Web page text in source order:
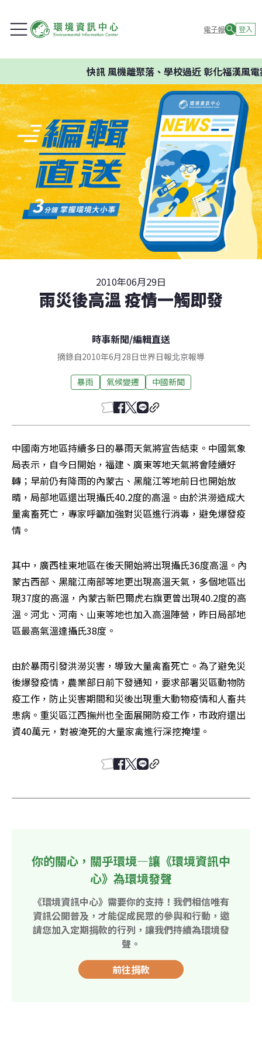
電子報 登入
快訊風機離聚落、學校過近 彰化福漢風電
2010年06月29日
雨災後高溫 疫情一觸即發
時事新聞/編輯直送
摘錄自2010年6月28日世界日報北京報導
暴雨 氣候變遷 中國新聞
中國南方地區持續多日的暴雨天氣將宣告結束。中國氣象
局表示，自今日開始，福建、廣東等地天氣將會陸續好
轉；早前仍有降雨的內蒙古、黑龍江等地前日也開始放
晴，局部地區還出現攝氏40.2度的高溫。由於洪澇造成大
量禽畜死亡，專家呼籲加強對災區進行消毒，避免爆發疫
情。
其中，廣西桂東地區在後天開始將出現攝氏36度高溫。內
蒙古西部、黑龍江南部等地更出現高溫天氣，多個地區出
現37度的高溫，內蒙古新巴爾虎右旗更曾出現40.2度的高
溫。河北、河南、山東等地也加入高溫陣營，昨日局部地
區最高氣溫達攝氏38度。
由於暴雨引發洪澇災害，導致大量禽畜死亡。為了避免災
後爆發疫情，農業部日前下發通知，要求部署災區動物防
疫工作，防止災害期間和災後出現重大動物疫情和人畜共
患病。重災區江西撫州也全面展開防疫工作，市政府還出
資40萬元，對被淹死的大量家禽進行深挖掩埋。
你的關心，關乎環境—讓《環境資訊中
心》為環境發聲
《環境資訊中心》需要你的支持！我們相信唯有
資訊公開普及，才能促成民眾的參與和行動，邀
請您加入定期捐款的行列，讓我們持續為環境發
聲。
前往捐款